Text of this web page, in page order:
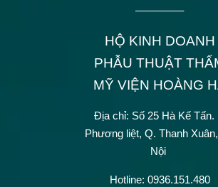
————–
HỘ KINH DOANH
PHẪU THUẬT
MỸ VIỆN HOÀNG
Địa chỉ: Số 25 Hà Kế Tấn.
Phương liệt, Q. Thanh
Nội
Hotline: 0936.151.480